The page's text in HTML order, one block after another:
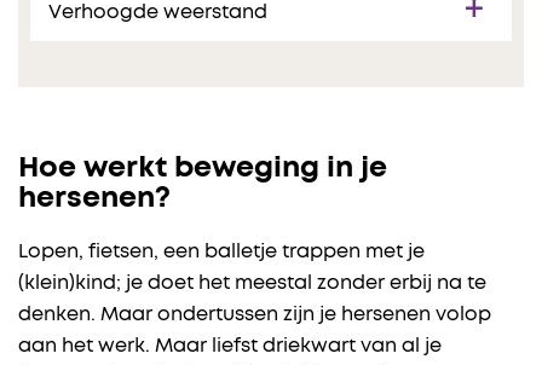
Verhoogde weerstand
Hoe werkt beweging in je
hersenen?
Lopen, fietsen, een balletje trappen met je
(klein)kind; je doet het meestal zonder erbij na te
denken. Maar ondertussen zijn je hersenen volop
aan het werk. Maar liefst driekwart van al je